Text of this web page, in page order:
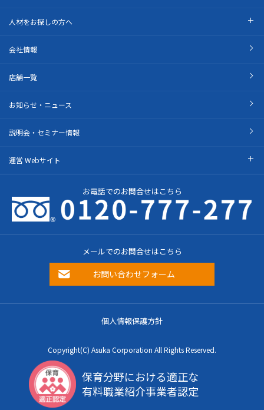
人材をお探しの方へ
会社情報
店舗一覧
お知らせ・ニュース
説明会・セミナー情報
運営 Webサイト
お電話でのお問合せはこちら
メールでのお問合せはこちら
お問い合わせフォーム
個人情報保護方針
Copyright(C) Asuka Corporation All Rights Reserved.
保育分野における適正な
有料職業紹介事業者認定